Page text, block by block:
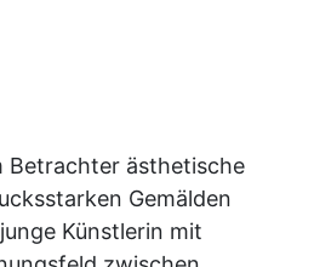
Betrachter ästhetische
Gemälden
Künstlerin mit